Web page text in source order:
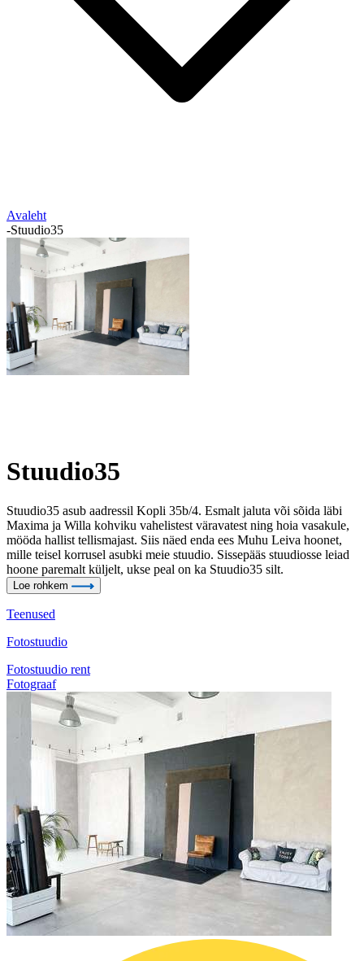
Avaleht
-Stuudio35
Stuudio35
Stuudio35 asub aadressil Kopli 35b/4. Esmalt jaluta või sõida läbi
Maxima ja Willa kohviku vahelistest väravatest ning hoia vasakule,
mööda hallist tellismajast. Siis näed enda ees Muhu Leiva hoonet,
mille teisel korrusel asubki meie stuudio. Sissepääs stuudiosse leiad
hoone paremalt küljelt, ukse peal on ka Stuudio35 silt.
Loe rohkem
Teenused
Fotostuudio
Fotostuudio rent
Fotograaf